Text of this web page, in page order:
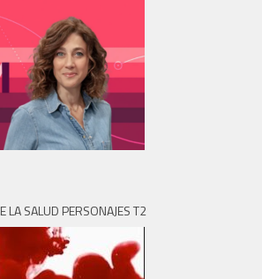
LA SALUD PERSONAJES T2